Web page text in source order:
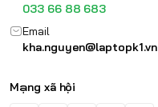
033 66 88 683
Email
kha.nguyen@laptopk1.vn
Mạng xã hội